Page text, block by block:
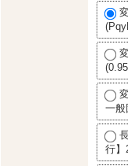
一
行】